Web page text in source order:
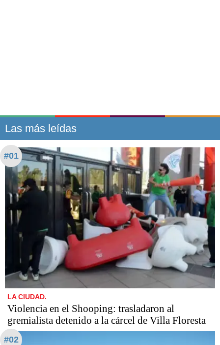
Las más leídas
#01
LA CIUDAD.
Violencia en el Shooping: trasladaron al
gremialista detenido a la cárcel de Villa Floresta
#02